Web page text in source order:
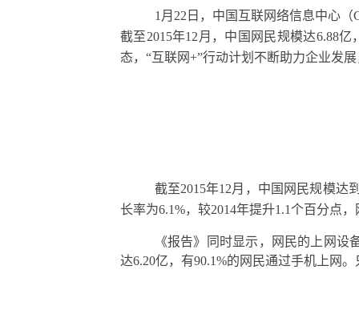
1 月 22 日，中国互联网络信息中心（
截至2015年12 月，中国网民规模达6.88亿
态，“互联网+”行动计划不断助力企业发
截至2015年12月，中国网民规模达
长率为6.1%，较2014年提升1.1个百分点，
《报告》同时显示，网民的上网
达6.20亿，有90.1%的网民通过手机上网